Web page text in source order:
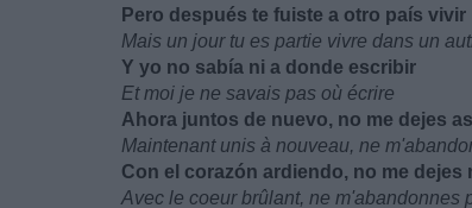
Pero después te fuiste a otro país vivir
Mais un jour tu es partie vivre dans un
Y yo no sabía ni a donde escribir
Et moi je ne savais pas où écrire
Ahora juntos de nuevo, no me dejes
Maintenant unis à nouveau, ne
Con el corazón ardiendo, no me dejes
Avec le coeur brûlant, ne m'abandonnes